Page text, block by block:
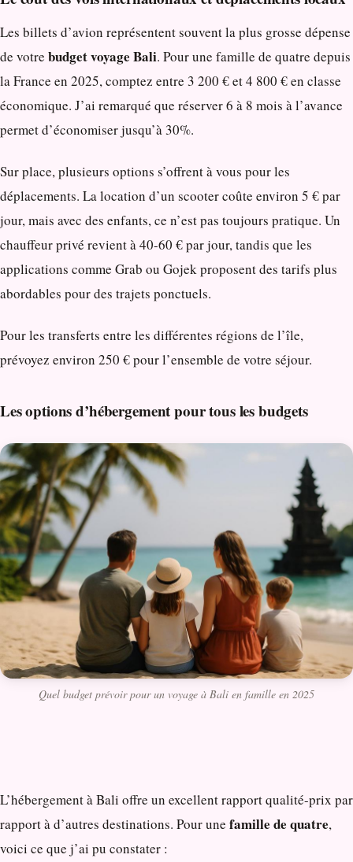
Les billets d’avion représentent souvent la plus grosse dépense
de votre budget voyage Bali. Pour une famille de quatre depuis
la France en 2025, comptez entre 3 200 € et 4 800 € en classe
économique. J’ai remarqué que réserver 6 à 8 mois à l’avance
permet d’économiser jusqu’à 30%.
Sur place, plusieurs options s’offrent à vous pour les
déplacements. La location d’un scooter coûte environ 5 € par
jour, mais avec des enfants, ce n’est pas toujours pratique. Un
chauffeur privé revient à 40-60 € par jour, tandis que les
applications comme Grab ou Gojek proposent des tarifs plus
abordables pour des trajets ponctuels.
Pour les transferts entre les différentes régions de l’île,
prévoyez environ 250 € pour l’ensemble de votre séjour.
Les options d’hébergement pour tous les budgets
Quel budget prévoir pour un voyage à Bali en famille en 2025
L’hébergement à Bali offre un excellent rapport qualité-prix par
rapport à d’autres destinations. Pour une famille de quatre,
voici ce que j’ai pu constater :